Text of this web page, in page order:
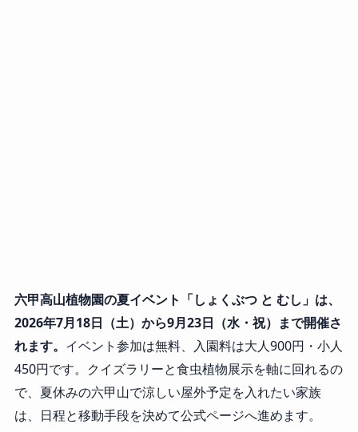
六甲高山植物園の夏イベント「しょくぶつ と むし」は、
2026年7月18日（土）から9月23日（水・祝）まで開催さ
れます。 イベント参加は無料、入園料は大人900円・小人
450円です。クイズラリーと食虫植物展示を軸に回れるの
で、夏休みの六甲山で涼しい屋外予定を入れたい家族
は、日程と移動手段を決めて公式ページへ進めます。